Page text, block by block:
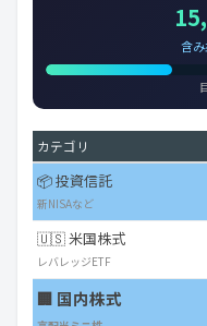
含
カテゴリ
📦 投資信託
新NISAなど
🇺🇸 米国株式
レバレッジETF
🏢 国内株式